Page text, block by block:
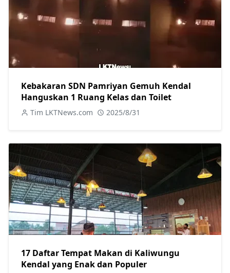
Kebakaran SDN Pamriyan Gemuh Kendal
Hanguskan 1 Ruang Kelas dan Toilet
Tim LKTNews.com 2025/8/31
17 Daftar Tempat Makan di Kaliwungu
Kendal yang Enak dan Populer